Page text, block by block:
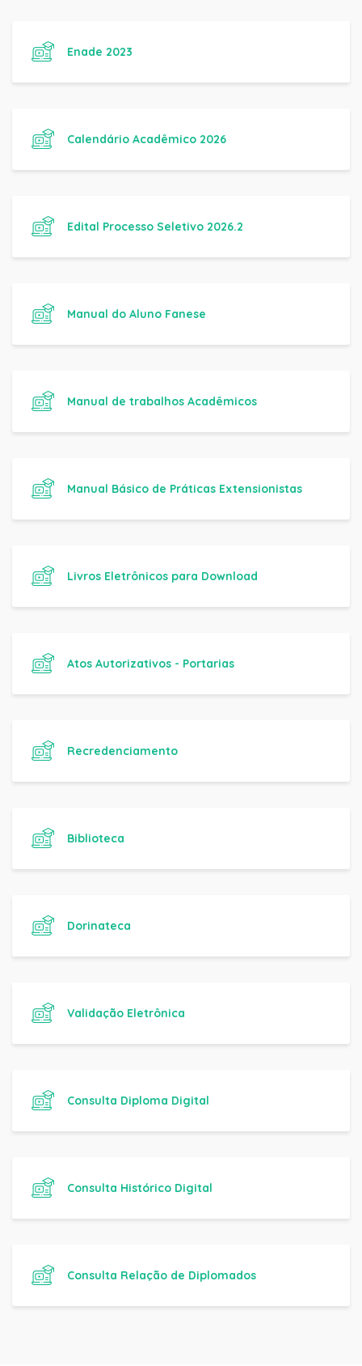
Enade 2023
Calendário Acadêmico 2026
Edital Processo Seletivo 2026.2
Manual do Aluno Fanese
Manual de trabalhos Acadêmicos
Manual Básico de Práticas Extensionistas
Livros Eletrônicos para Download
Atos Autorizativos - Portarias
Recredenciamento
Biblioteca
Dorinateca
Validação Eletrônica
Consulta Diploma Digital
Consulta Histórico Digital
Consulta Relação de Diplomados